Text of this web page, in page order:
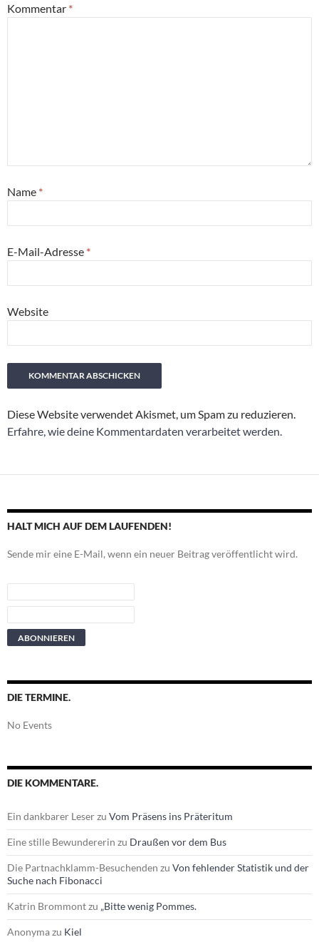
Kommentar *
Name *
E-Mail-Adresse *
Website
Diese Website verwendet Akismet, um Spam zu reduzieren.
Erfahre, wie deine Kommentardaten verarbeitet werden.
HALT MICH AUF DEM LAUFENDEN!
Sende mir eine E-Mail, wenn ein neuer Beitrag veröffentlicht wird.
DIE TERMINE.
No Events
DIE KOMMENTARE.
Ein dankbarer Leserzu Vom Präsens ins Präteritum
Eine stille Bewundererin zu Draußen vor dem Bus
Die Partnachklamm-Besuchenden zu Von fehlender Statistik und der
Suche nach Fibonacci
Katrin Brommontzu „Bitte wenig Pommes.
Anonymazu Kiel